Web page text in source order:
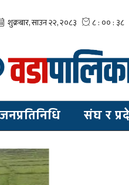
संघ र